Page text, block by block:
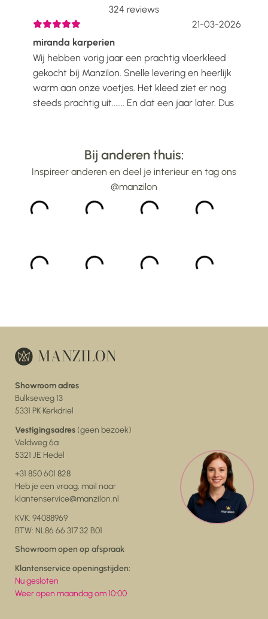
324 reviews
21-03-2026
miranda karperien
Wij hebben vorig jaar een prachtig vloerkleed
gekocht bij Manzilon. Snelle levering en heerlijk
warm aan onze voetjes. Het kleed ziet er nog
steeds prachtig uit....... En dat een jaar later. Dus
Bij anderen thuis:
Inspireer anderen en deel je interieur en tag ons
@manzilon
Showroom adres
Bulkseweg 13
5331 PK Kerkdriel
Vestigingsadres (geen bezoek)
Veldweg 6a
5321 JE Hedel
+31 850 601 828
Heb je een vraag, mail naar
klantenservice@manzilon.nl
KVK: 94088969
BTW: NL86 66 317 32 B01
Showroom open op afspraak
Klantenservice openingstijden:
Nu gesloten
Weer open maandag om 10:00